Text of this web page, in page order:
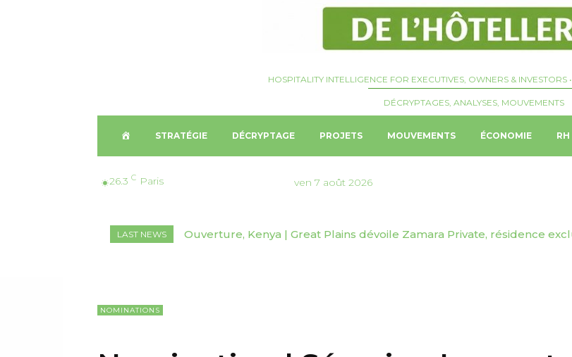
HOSPITALITY INTELLIGENCE FOR EXECUTIVES, OWNERS & INVESTORS
DÉCRYPTAGES, ANALYSES, MOUVEMENTS
U
I
STRATÉGIE DÉCRYPTAGE PROJETS MOUVEMENTS ÉCONOMIE RH
26.3 C Paris ven 7 août 2026
LAST NEWS Nomination, Australie | Josquin Crepelliere nommé Hotel Manager du
NOMINATIONS